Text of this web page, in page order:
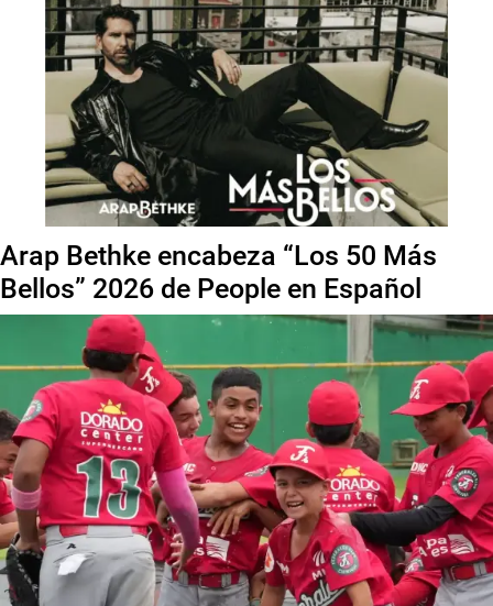
Arap Bethke encabeza “Los 50 Más
Bellos” 2026 de People en Español